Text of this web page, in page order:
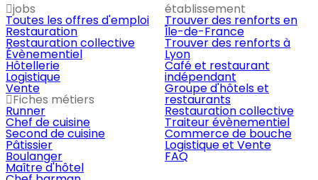
jobs
Toutes les offres d'emploi
Restauration
Restauration collective
Évènementiel
Hôtellerie
Logistique
Vente
Fiches métiers
Runner
Chef de cuisine
Second de cuisine
Pâtissier
Boulanger
Maître d'hôtel
établissement
Trouver des renforts en
Île-de-France
Trouver des renforts à
Lyon
Café et restaurant
indépendant
Groupe d'hôtels et
restaurants
Restauration collective
Traiteur évènementiel
Commerce de bouche
Logistique et Vente
FAQ